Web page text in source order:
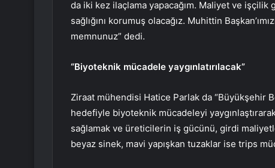
da iki kez ilaçlama yapacağım. Maliyet ve
sağlığını korumuş olacağız. Muhittin
memnunuz” dedi.
“Biyoteknik mücadele yaygınlatırılacak”
Ziraat mühendisi Hatice Parlak da “Büyükşehir
hedefiyle biyoteknik mücadeleyi
sağlamak ve üreticilerin iş gücünü, girdi
beyaz sinek, mavi yapışkan tuzaklar ise trips